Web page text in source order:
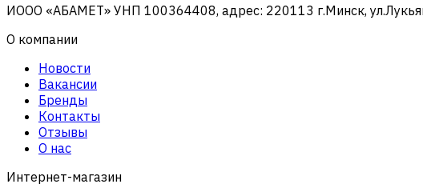
ИООО «АБАМЕТ» УНП 100364408, адрес: 220113 г.Минск,
О компании
Новости
Вакансии
Бренды
Контакты
Отзывы
О нас
Интернет-магазин